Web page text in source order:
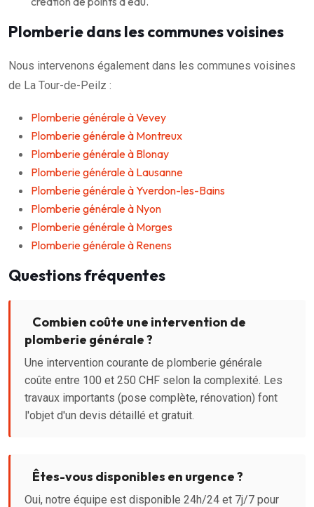
Plomberie dans les communes voisines
Nous intervenons également dans les communes voisines
de La Tour-de-Peilz :
Plomberie générale à Vevey
Plomberie générale à Montreux
Plomberie générale à Blonay
Plomberie générale à Lausanne
Plomberie générale à Yverdon-les-Bains
Plomberie générale à Nyon
Plomberie générale à Morges
Plomberie générale à Renens
Questions fréquentes
Combien coûte une intervention de
plomberie générale ?
Une intervention courante de plomberie générale
coûte entre 100 et 250 CHF selon la complexité. Les
travaux importants (pose complète, rénovation) font
l'objet d'un devis détaillé et gratuit.
Êtes-vous disponibles en urgence ?
Oui, notre équipe est disponible 24h/24 et 7j/7 pour